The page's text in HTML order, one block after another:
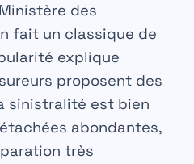
des
fait un classique de
explique
proposent des
sinistralité est bien
abondantes,
très